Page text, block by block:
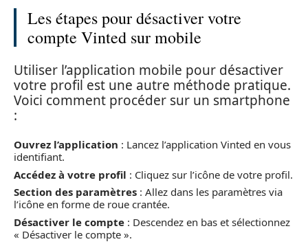
Les étapes pour désactiver votre
compte Vinted sur mobile
Utiliser l’application mobile pour désactiver
votre profil est une autre méthode pratique.
Voici comment procéder sur un smartphone
:
Ouvrez l’application : Lancez l’application Vinted en vous
identifiant.
Accédez à votre profil : Cliquez sur l’icône de votre profil.
Section des paramètres : Allez dans les paramètres via
l’icône en forme de roue crantée.
Désactiver le compte : Descendez en bas et sélectionnez
« Désactiver le compte ».